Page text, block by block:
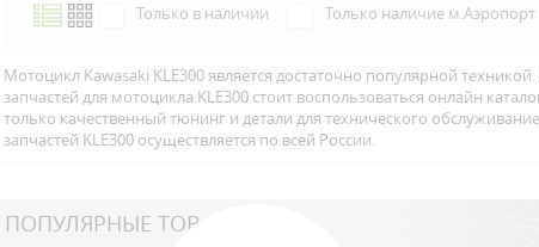
Только в наличии Только наличие м.Аэропорт
Мотоцикл Kawasaki KLE300 является достаточно популярной
запчастей для мотоцикла KLE300 стоит воспользоваться онлайн
только качественный тюнинг и детали для технического
запчастей KLE300 осуществляется по всей Росcии.
ПОПУЛЯРНЫЕ ТОВАРЫ